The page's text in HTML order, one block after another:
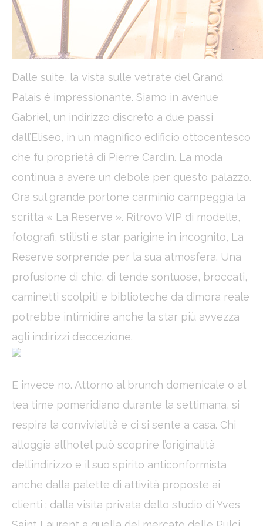
Statistics
Cookies of this kind are used to collect user's information
about the navigation path with the end goal to analyze the
statistics in an aggregated manner to enhance the website
_ga
Google
Analytics
Google Analytics
allows user tracking
to enhance the
website
performance and
2 years
Analytics
allows user tracking
website
performance and
experience
hours
_ga_C3S8622EJT
Google
Analytics
Google Analytics
allows user tracking
website
experience
2 years
_gat
Google
Google Analytics
to enhance the
performance and
experience
Session
Marketing cookies will be used mainly by third party to
across the web for marketing purposes.
to Google.
Personalized ads
Provide consent to third parties for personalized advertising
Dalle suite, la vista sulle vetrate del Grand
Palais é impressionante. Siamo in avenue
Gabriel, un indirizzo discreto a due passi
dall’Eliseo, in un magnifico edificio ottocentesco
che fu proprietà di Pierre Cardin. La moda
continua a avere un debole per questo palazzo.
Ora sul grande portone carminio campeggia la
scritta « La Reserve ». Ritrovo VIP di modelle,
fotografi, stilisti e star parigine in incognito, La
Reserve sorprende per la sua atmosfera. Una
profusione di chic, di tende sontuose, broccati,
caminetti scolpiti e biblioteche da dimora reale
potrebbe intimidire anche la star più avvezza
agli indirizzi d’eccezione.
E invece no. Attorno al brunch domenicale o al
tea time pomeridiano durante la settimana, si
respira la convivialità e ci si sente a casa. Chi
alloggia all’hotel può scoprire l’originalità
dell’indirizzo e il suo spirito anticonformista
anche dalla palette di attività proposte ai
clienti : dalla visita privata dello studio di Yves